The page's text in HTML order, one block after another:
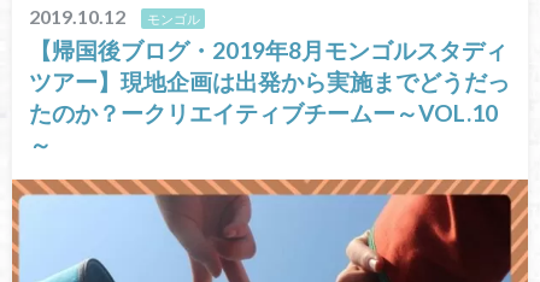
2019.10.12 モンゴル
【帰国後ブログ・2019年8月モンゴルスタディ
ツアー】現地企画は出発から実施までどうだっ
たのか？ークリエイティブチームー～VOL.10
～